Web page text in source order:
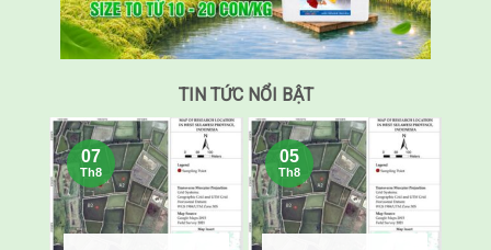
TIN TỨC NỔI BẬT
07
Th8
05
Th8